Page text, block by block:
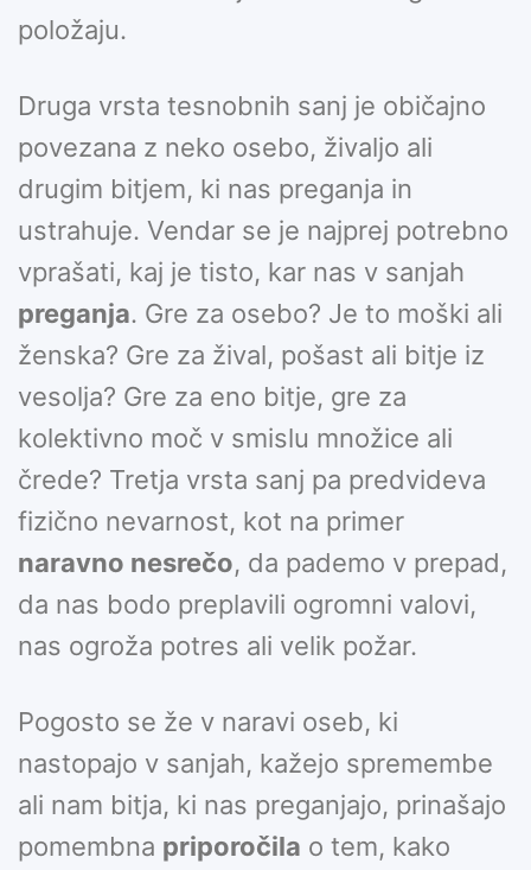
položaju.
Druga vrsta tesnobnih sanj je običajno
povezana z neko osebo, živaljo ali
drugim bitjem, ki nas preganja in
ustrahuje. Vendar se je najprej potrebno
vprašati, kaj je tisto, kar nas v sanjah
preganja. Gre za osebo? Je to moški ali
ženska? Gre za žival, pošast ali bitje iz
vesolja? Gre za eno bitje, gre za
kolektivno moč v smislu množice ali
črede? Tretja vrsta sanj pa predvideva
fizično nevarnost, kot na primer
naravno nesrečo, da pademo v prepad,
da nas bodo preplavili ogromni valovi,
nas ogroža potres ali velik požar.
Pogosto se že v naravi oseb, ki
nastopajo v sanjah, kažejo spremembe
ali nam bitja, ki nas preganjajo, prinašajo
pomembna priporočila o tem, kako